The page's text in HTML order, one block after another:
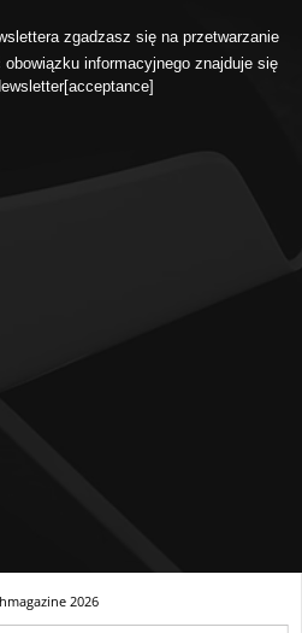
zgadzasz się na przetwarzanie
informacyjnego znajduje się
[acceptance]
2026